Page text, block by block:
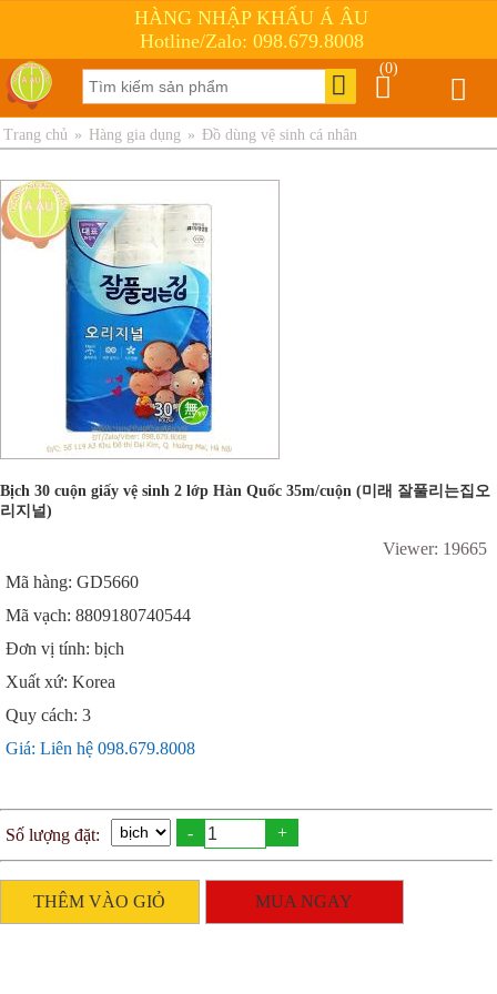
HÀNG NHẬP KHẨU Á ÂU
Hotline/Zalo: 098.679.8008
(0)
Trang chủ » Hàng gia dụng » Đồ dùng vệ sinh cá nhân
Bịch 30 cuộn giấy vệ sinh 2 lớp Hàn Quốc 35m/cuộn (미래 잘풀리는집오
리지널)
Viewer: 19665
Mã hàng: GD5660
Mã vạch: 8809180740544
Đơn vị tính: bịch
Xuất xứ: Korea
Quy cách: 3
Giá: Liên hệ 098.679.8008
Số lượng đặt: - +
THÊM VÀO GIỎ MUA NGAY